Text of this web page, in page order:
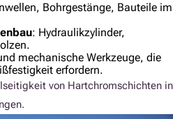
Bohrgestänge, Bauteile im
: Hydraulikzylinder,
mechanische Werkzeuge, die
erfordern.
von Hartchromschichten in